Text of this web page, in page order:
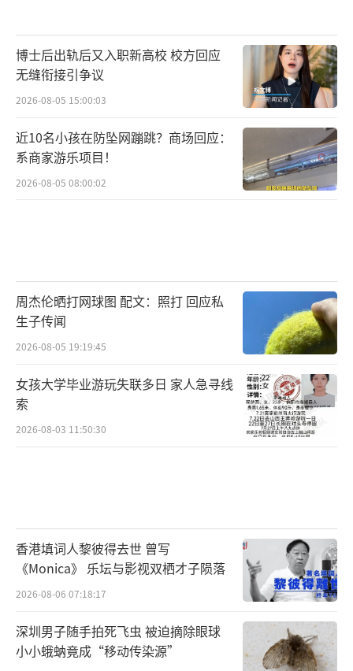
博士后出轨后又入职新高校 校方回应
无缝衔接引争议
2026-08-05 15:00:03
近10名小孩在防坠网蹦跳？商场回应：
系商家游乐项目！
2026-08-05 08:00:02
周杰伦晒打网球图 配文：照打 回应私
生子传闻
2026-08-05 19:19:45
女孩大学毕业游玩失联多日 家人急寻线
索
2026-08-03 11:50:30
香港填词人黎彼得去世 曾写
《Monica》 乐坛与影视双栖才子陨落
2026-08-06 07:18:17
深圳男子随手拍死飞虫 被迫摘除眼球
小小蛾蚋竟成“移动传染源”